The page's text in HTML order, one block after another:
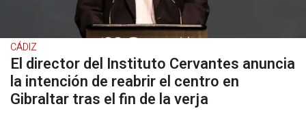
CÁDIZ
El director del Instituto Cervantes anuncia
la intención de reabrir el centro en
Gibraltar tras el fin de la verja